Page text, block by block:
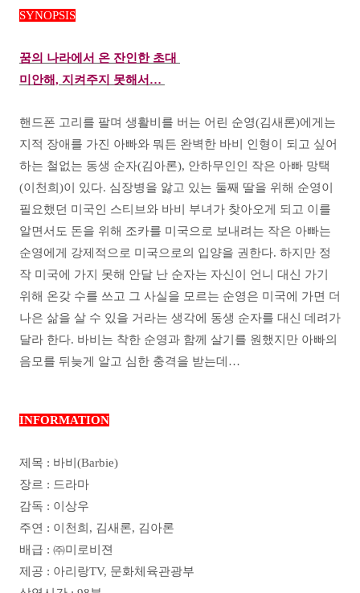
SYNOPSIS
꿈의 나라에서 온 잔인한 초대
미안해, 지켜주지 못해서…
핸드폰 고리를 팔며 생활비를 버는 어린 순영(김새론)에게는
지적 장애를 가진 아빠와 뭐든 완벽한 바비 인형이 되고 싶어
하는 철없는 동생 순자(김아론), 안하무인인 작은 아빠 망택
(이천희)이 있다. 심장병을 앓고 있는 둘째 딸을 위해 순영이
필요했던 미국인 스티브와 바비 부녀가 찾아오게 되고 이를
알면서도 돈을 위해 조카를 미국으로 보내려는 작은 아빠는
순영에게 강제적으로 미국으로의 입양을 권한다. 하지만 정
작 미국에 가지 못해 안달 난 순자는 자신이 언니 대신 가기
위해 온갖 수를 쓰고 그 사실을 모르는 순영은 미국에 가면 더
나은 삶을 살 수 있을 거라는 생각에 동생 순자를 대신 데려가
달라 한다. 바비는 착한 순영과 함께 살기를 원했지만 아빠의
음모를 뒤늦게 알고 심한 충격을 받는데…
INFORMATION
제목 : 바비(Barbie)
장르 : 드라마
감독 : 이상우
주연 : 이천희, 김새론, 김아론
배급 : ㈜미로비젼
제공 : 아리랑TV, 문화체육관광부